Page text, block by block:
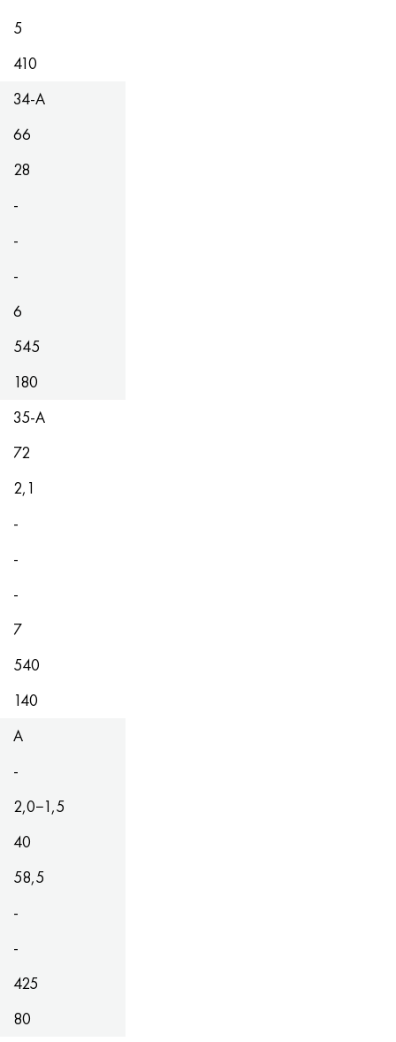
5
410
34-А
66
28
-
-
-
6
545
180
35-А
72
2,1
-
-
-
7
540
140
А
-
2,0−1,5
40
58,5
-
-
425
80